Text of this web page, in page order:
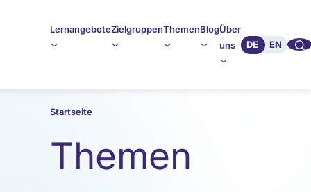
LernangeboteZielgruppenThemenBlogÜber
uns
DE EN 🔍︎︎
Startseite
Themen